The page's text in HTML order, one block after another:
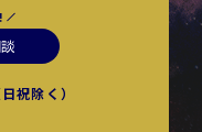
祝除く）